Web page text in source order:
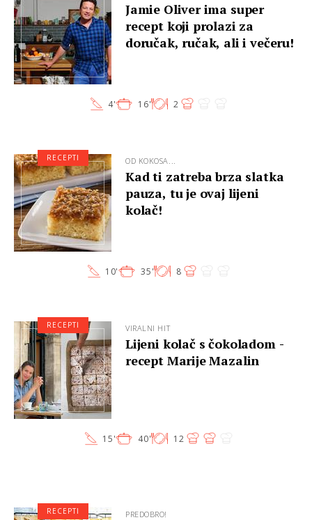
Jamie Oliver ima super
recept koji prolazi za
doručak, ručak, ali i večeru!
4' 16' 2
OD KOKOSA...
Kad ti zatreba brza slatka
pauza, tu je ovaj lijeni
kolač!
10' 35' 8
RECEPTI
VIRALNI HIT
Lijeni kolač s čokoladom -
recept Marije Mazalin
15' 40' 12
RECEPTI
PREDOBRO!
RECEPTI